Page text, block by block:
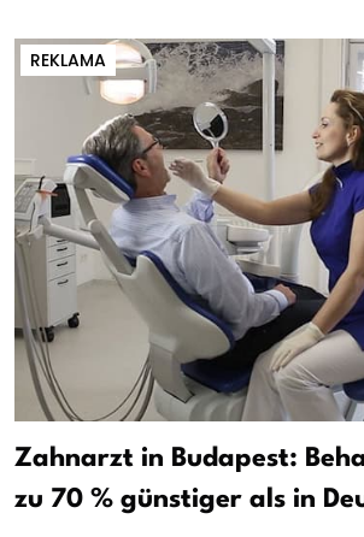
REKLAMA
Zahnarzt in Budapest:
zu 70 % günstiger als in